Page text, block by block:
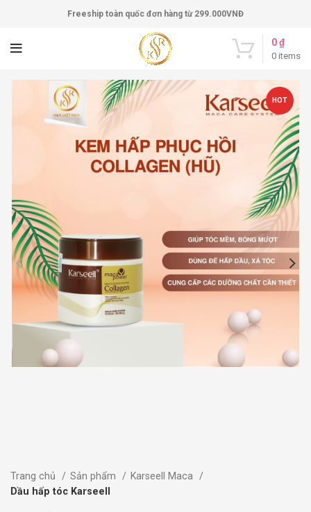
Freeship toàn quốc đơn hàng từ 299.000VNĐ
0 items
0₫
HOT
Trang chủ Sản phẩm
Karseell Maca
Dầu hấp tóc Karseell